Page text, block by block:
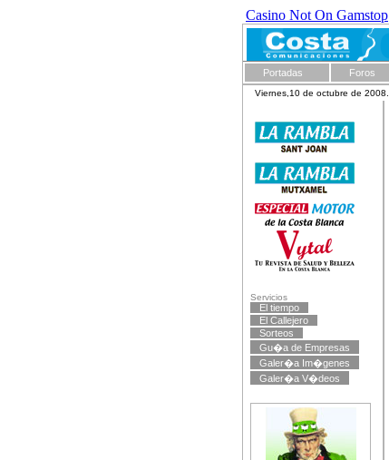
Casino Not On Gamstop
Portadas Foros
Viernes,10 de octubre de 2008.
Servicios
El tiempo
El Callejero
Sorteos
Gu�a de Empresas
Galer�a Im�genes
Galer�a V�deos